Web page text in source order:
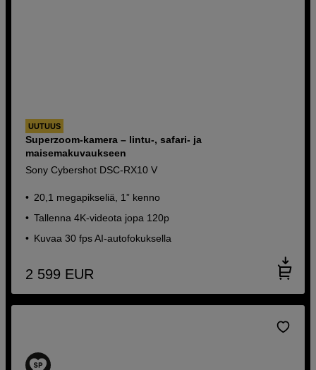
UUTUUS
Superzoom-kamera – lintu-, safari- ja
maisemakuvaukseen
Sony Cybershot DSC-RX10 V
20,1 megapikseliä, 1” kenno
Tallenna 4K-videota jopa 120p
Kuvaa 30 fps AI-autofokuksella
2 599 EUR